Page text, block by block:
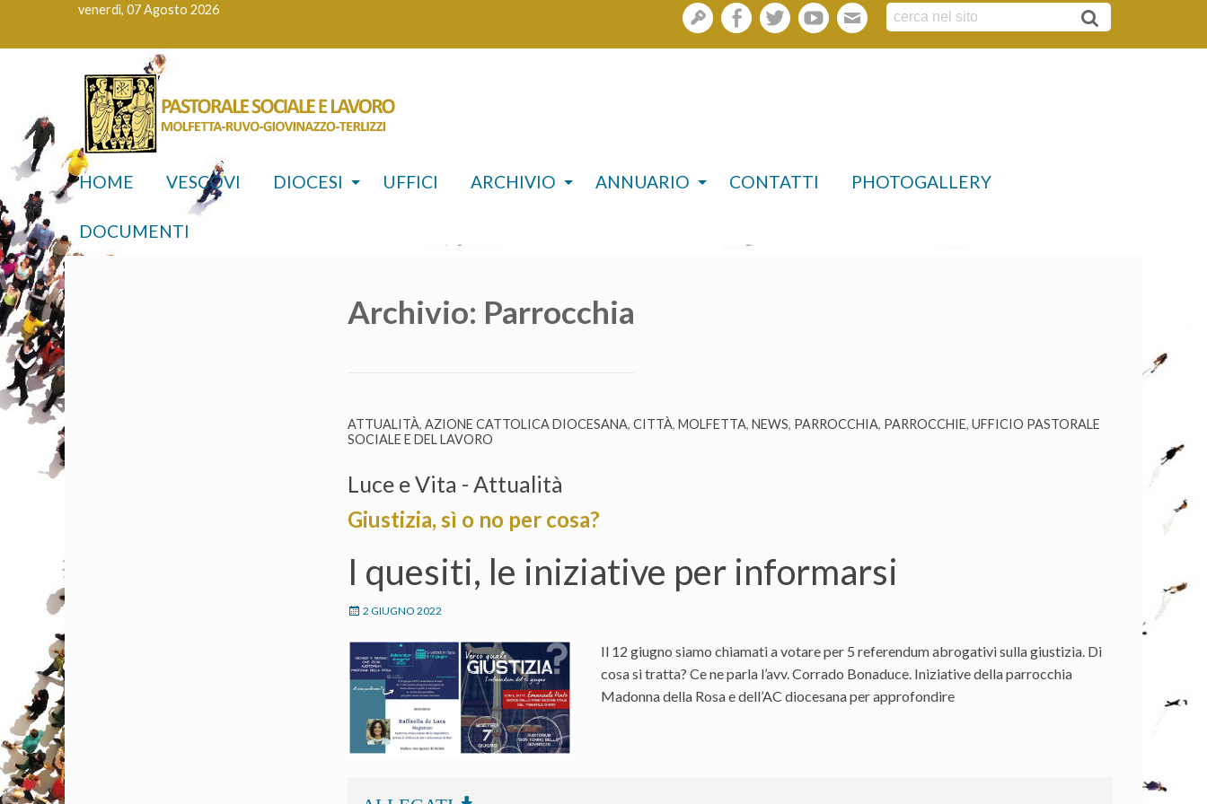
venerdì, 07 Agosto 2026
gestionefacebooktwitteryoutubewebmail
HOME VESCOVI DIOCESI UFFICI ARCHIVIO ANNUARIO CONTATTI PHOTOGALLERY
DOCUMENTI
Archivio: Parrocchia
ATTUALITÀ, AZIONE CATTOLICA DIOCESANA, CITTÀ, MOLFETTA, NEWS, PARROCCHIA, PARROCCHIE, UFFICIO PASTORALE
SOCIALE E DEL LAVORO
Luce e Vita - Attualità
Giustizia, sì o no per cosa?
I quesiti, le iniziative per informarsi
2 GIUGNO 2022
Il 12 giugno siamo chiamati a votare per 5 referendum abrogativi sulla giustizia. Di
cosa si tratta? Ce ne parla l’avv. Corrado Bonaduce. Iniziative della parrocchia
Madonna della Rosa e dell’AC diocesana per approfondire